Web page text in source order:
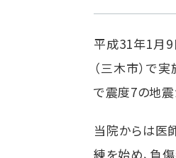
平成31年1月9
（三木市）で
で震度7の地震
当院からは医
練を始め、負